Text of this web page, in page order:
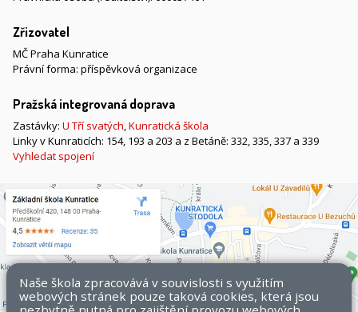
Zřizovatel
MČ Praha Kunratice
Právní forma: příspěvková organizace
Pražská integrovaná doprava
Zastávky: U Tří svatých,Kunratická škola
Linky v Kunraticích: 154, 193 a 203 a z Betáně: 332, 335, 337 a 339
Vyhledat spojení
Naše škola zpracovává v souvislosti s využitím
webových stránek pouze taková cookies, která jsou